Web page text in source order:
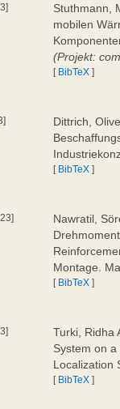
Stuthmann,
mobilen
(Projekt:
[ BibTeX ]
Dittrich,
[ BibTeX ]
Nawratil,
Montage.
[ BibTeX ]
Turki, Ridha
System on
Localization
[ BibTeX ]